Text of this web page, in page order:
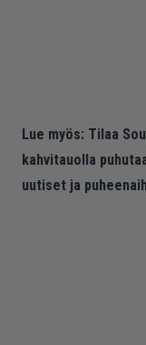
Lue myös: Tilaa
kahvitauolla
uutiset ja